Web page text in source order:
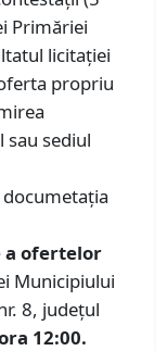
Primăriei
licitației
propriu
sediul
a ofertelor
Municipiului
8, județul
12:00.